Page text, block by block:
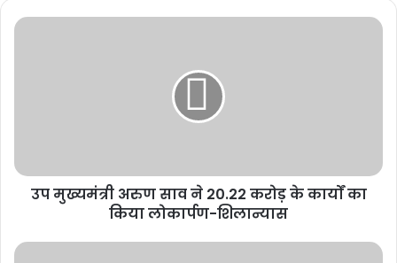
उप मुख्यमंत्री अरुण साव ने 20.22 करोड़ के कार्यों का
किया लोकार्पण-शिलान्यास